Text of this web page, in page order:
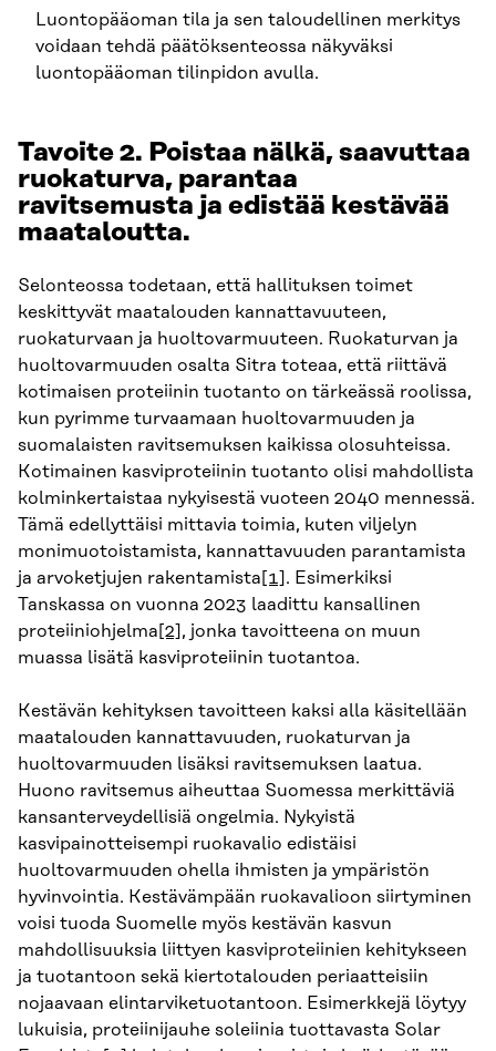
Luontopääoman tila ja sen taloudellinen merkitys
voidaan tehdä päätöksenteossa näkyväksi
luontopääoman tilinpidon avulla.
Tavoite 2. Poistaa nälkä, saavuttaa
ruokaturva, parantaa
ravitsemusta ja edistää kestävää
maataloutta.
Selonteossa todetaan, että hallituksen toimet
keskittyvät maatalouden kannattavuuteen,
ruokaturvaan ja huoltovarmuuteen. Ruokaturvan ja
huoltovarmuuden osalta Sitra toteaa, että riittävä
kotimaisen proteiinin tuotanto on tärkeässä roolissa,
kun pyrimme turvaamaan huoltovarmuuden ja
suomalaisten ravitsemuksen kaikissa olosuhteissa.
Kotimainen kasviproteiinin tuotanto olisi mahdollista
kolminkertaistaa nykyisestä vuoteen 2040 mennessä.
Tämä edellyttäisi mittavia toimia, kuten viljelyn
monimuotoistamista, kannattavuuden parantamista
ja arvoketjujen rakentamista[1] . Esimerkiksi
Tanskassa on vuonna 2023 laadittu kansallinen
proteiiniohjelma[2] , jonka tavoitteena on muun
muassa lisätä kasviproteiinin tuotantoa.
Kestävän kehityksen tavoitteen kaksi alla käsitellään
maatalouden kannattavuuden, ruokaturvan ja
huoltovarmuuden lisäksi ravitsemuksen laatua.
Huono ravitsemus aiheuttaa Suomessa merkittäviä
kansanterveydellisiä ongelmia. Nykyistä
kasvipainotteisempi ruokavalio edistäisi
huoltovarmuuden ohella ihmisten ja ympäristön
hyvinvointia. Kestävämpään ruokavalioon siirtyminen
voisi tuoda Suomelle myös kestävän kasvun
mahdollisuuksia liittyen kasviproteiinien kehitykseen
ja tuotantoon sekä kiertotalouden periaatteisiin
nojaavaan elintarviketuotantoon. Esimerkkejä löytyy
lukuisia, proteiinijauhe soleiinia tuottavasta Solar